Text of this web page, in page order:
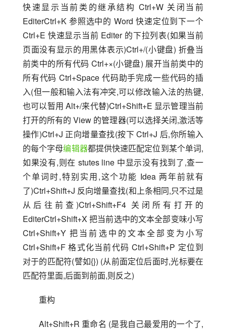
快速显示当前类的继承结构 Ctrl+W 关闭当前
EditerCtrl+K 参照选中的 Word 快速定位到下一个
Ctrl+E 快速显示当前 Editer 的下拉列表(如果当前
页面没有显示的用黑体表示)Ctrl+/(小键盘) 折叠当
前类中的所有代码 Ctrl+×(小键盘) 展开当前类中的
所有代码 Ctrl+Space 代码助手完成一些代码的插
入(但一般和输入法有冲突,可以修改输入法的热键,
也可以暂用 Alt+/来代替)Ctrl+Shift+E 显示管理当前
打开的所有的 View 的管理器(可以选择关闭,激活等
操作)Ctrl+J 正向增量查找(按下 Ctrl+J 后,你所输入
的每个字母编辑器都提供快速匹配定位到某个单词,
如果没有,则在 stutes line 中显示没有找到了,查一
个单词时,特别实用,这个功能 Idea 两年前就有
了)Ctrl+Shift+J 反向增量查找(和上条相同,只不过是
从后往前查)Ctrl+Shift+F4 关闭所有打开的
EditerCtrl+Shift+X 把当前选中的文本全部变味小写
Ctrl+Shift+Y 把当前选中的文本全部变为小写
Ctrl+Shift+F 格式化当前代码 Ctrl+Shift+P 定位到
对于的匹配符(譬如{}) (从前面定位后面时,光标要在
匹配符里面,后面到前面,则反之)
重构
Alt+Shift+R 重命名 (是我自己最爱用的一个了,